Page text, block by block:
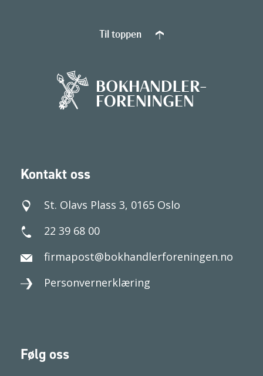
Kontakt oss
St. Olavs Plass 3, 0165 Oslo
22 39 68 00
firmapost@bokhandlerforeningen.no
Personvernerklæring
Følg oss
Til toppen